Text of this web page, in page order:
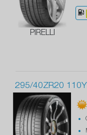
PIRELLI
295/40ZR20 110Y